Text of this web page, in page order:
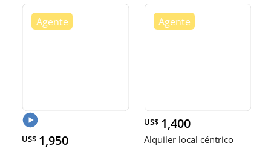
US$ 1,950
US$ 1,400
Alquiler local céntrico